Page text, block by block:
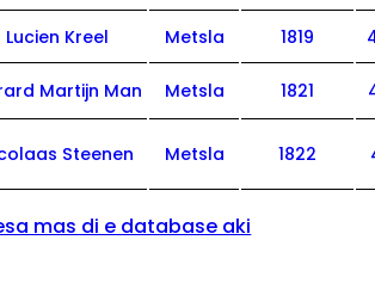
Lucien Kreel Metsla 1819
Martijn Man Metsla 1821
Steenen Metsla 1822
mas di e database aki